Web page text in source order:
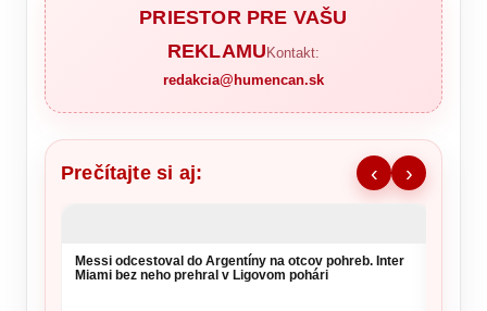
PRIESTOR PRE VAŠU
REKLAMU Kontakt:
redakcia@humencan.sk
Prečítajte si aj: ‹ ›
Messi odcestoval do Argentíny na otcov pohreb. Inter
Miami bez neho prehral v Ligovom pohári